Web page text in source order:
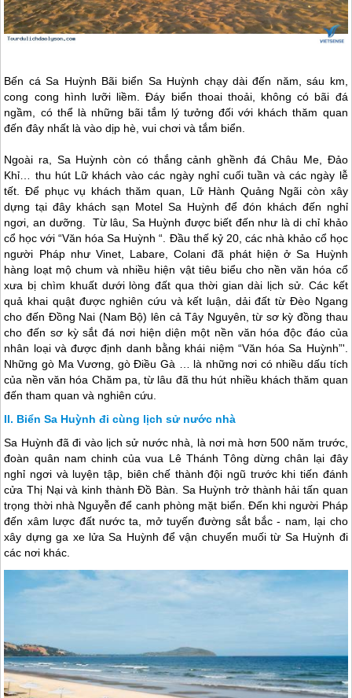
Bến cá Sa Huỳnh Bãi biển Sa Huỳnh chạy dài đến năm, sáu km,
cong cong hình lưỡi liềm. Đáy biển thoai thoải, không có bãi đá
ngầm, có thể là những bãi tắm lý tưởng đối với khách thăm quan
đến đây nhất là vào dịp hè, vui chơi và tắm biển.
Ngoài ra, Sa Huỳnh còn có thắng cảnh ghềnh đá Châu Me, Đảo
Khỉ… thu hút Lữ khách vào các ngày nghỉ cuối tuần và các ngày lễ
tết. Để phục vụ khách thăm quan, Lữ Hành Quảng Ngãi còn xây
dựng tại đây khách sạn Motel Sa Huỳnh để đón khách đến nghỉ
ngơi, an dưỡng. Từ lâu, Sa Huỳnh được biết đến như là di chỉ khảo
cổ học với “Văn hóa Sa Huỳnh “. Đầu thế kỷ 20, các nhà khảo cổ học
người Pháp như Vinet, Labare, Colani đã phát hiện ở Sa Huỳnh
hàng loạt mộ chum và nhiều hiện vật tiêu biểu cho nền văn hóa cổ
xưa bị chìm khuất dưới lòng đất qua thời gian dài lịch sử. Các kết
quả khai quật được nghiên cứu và kết luận, dải đất từ Đèo Ngang
cho đến Đồng Nai (Nam Bộ) lên cả Tây Nguyên, từ sơ kỳ đồng thau
cho đến sơ kỳ sắt đá nơi hiện diện một nền văn hóa độc đáo của
nhân loại và được định danh bằng khái niệm “Văn hóa Sa Huỳnh”'.
Những gò Ma Vương, gò Điều Gà … là những nơi có nhiều dấu tích
của nền văn hóa Chăm pa, từ lâu đã thu hút nhiều khách thăm quan
đến tham quan và nghiên cứu.
Biển Sa Huỳnh đi cùng lịch sử nước nhà
Sa Huỳnh đã đi vào lịch sử nước nhà, là nơi mà hơn 500 năm trước,
đoàn quân nam chinh của vua Lê Thánh Tông dừng chân lại đây
nghỉ ngơi và luyện tập, biên chế thành đội ngũ trước khi tiến đánh
cửa Thị Nại và kinh thành Đồ Bàn. Sa Huỳnh trở thành hải tấn quan
trọng thời nhà Nguyễn để canh phòng mặt biển. Đến khi người Pháp
đến xâm lược đất nước ta, mở tuyến đường sắt bắc - nam, lại cho
xây dựng ga xe lửa Sa Huỳnh để vận chuyển muối từ Sa Huỳnh đi
các nơi khác.